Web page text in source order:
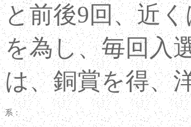
と前後9回、近
を為し、毎回入
は、銅賞を得、
系：